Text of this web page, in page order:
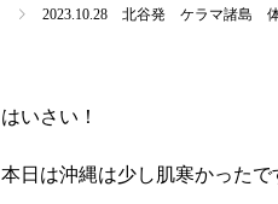
2023.10.28 北谷発 ケラマ諸島
はいさい！
本日は沖縄は少し肌寒かった